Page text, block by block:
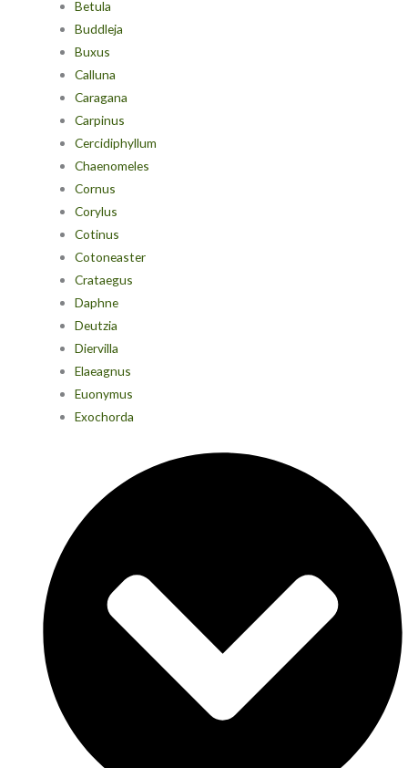
Betula
Buddleja
Buxus
Calluna
Caragana
Carpinus
Cercidiphyllum
Chaenomeles
Cornus
Corylus
Cotinus
Cotoneaster
Crataegus
Daphne
Deutzia
Diervilla
Elaeagnus
Euonymus
Exochorda